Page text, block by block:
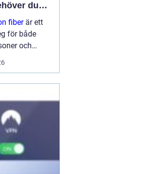
du
fiberär ett
för både
och
vill ha
snabbt
bra
få...